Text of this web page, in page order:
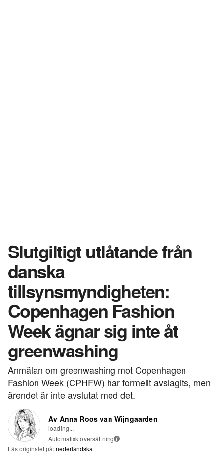
Slutgiltigt utlåtande från
danska
tillsynsmyndigheten:
Copenhagen Fashion
Week ägnar sig inte åt
greenwashing
Anmälan om greenwashing mot Copenhagen
Fashion Week (CPHFW) har formellt avslagits, men
ärendet är inte avslutat med det.
Av Anna Roos van Wijngaarden
loading...
Automatisk översättning i
Läs originalet på:nederländska